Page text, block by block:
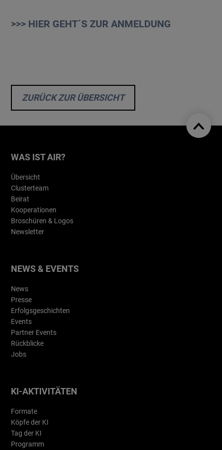
>>> HIER GEHT´S ZUR ANMELDUNG
ZURÜCK ZUR ÜBERSICHT
WAS IST AIR?
Übersicht
Clusterteam
Beirat
Kooperationen
Broschüren & Logos
Newsletter
NEWS & EVENTS
News
Presse
Erfolgsgeschichten
Events
Partner Events
Rückblicke
Jobs
KI-AKTIVITÄTEN
Formate
Köpfe der KI
Tag der KI
Programm